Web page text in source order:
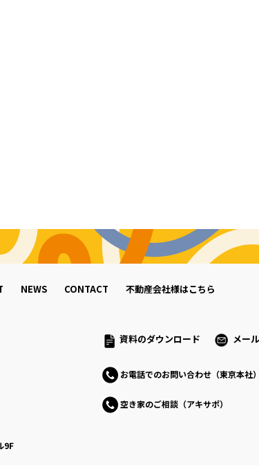
NEWS CONTACT 不動産会社様はこちら
9F
資料のダウンロード メー
お電話でのお問い合わせ（東京本社
空き家のご相談（アキサポ）